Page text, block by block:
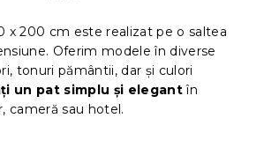
x 200 cm este realizat pe o saltea
Oferim modele în diverse
tonuri pământii, dar și culori
un pat simplu și elegantîn
cameră sau hotel.